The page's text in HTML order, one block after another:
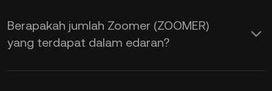
Berapakah jumlah Zoomer (ZOOMER)
yang terdapat dalam edaran?